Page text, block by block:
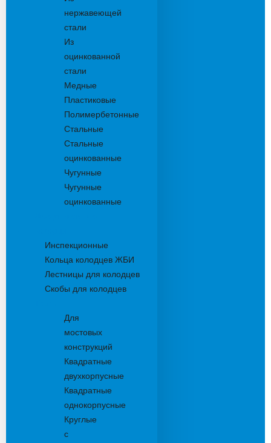
нержавеющей
стали
Из
оцинкованной
стали
Медные
Пластиковые
Полимербетонные
Стальные
Стальные
оцинкованные
Чугунные
Чугунные
оцинкованные
Инспекционные
Кольца колодцев ЖБИ
Лестницы для колодцев
Скобы для колодцев
Для
мостовых
конструкций
Квадратные
двухкорпусные
Квадратные
однокорпусные
Круглые
с